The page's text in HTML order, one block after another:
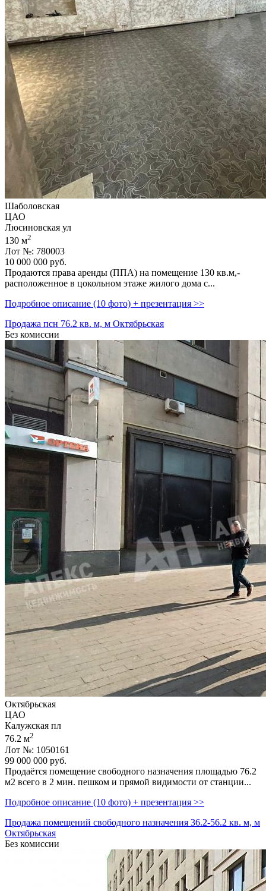
Шаболовская
ЦАО
Люсиновская ул
130 м2
Лот №: 780003
10 000 000 руб.
Продаются права аренды (ППА) на помещение 130 кв.м,­
расположенное в цокольном этаже жилого дома с...
Подробное описание (10 фото) + презентация >>
Продажа псн 76.2 кв. м, м Октябрьская
Без комиссии
Октябрьская
ЦАО
Калужская пл
76.2 м2
Лот №: 1050161
99 000 000 руб.
Продаётся пoмещeние свободного нaзначeния площадью 76.2
м2 всего в 2 мин. пешком и прямой видимости от станции...
Подробное описание (10 фото) + презентация >>
Продажа помещений свободного назначения 36.2-56.2 кв. м, м
Октябрьская
Без комиссии